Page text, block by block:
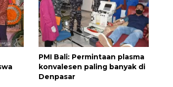
PMI Bali: Permintaan plasma
konvalesen paling banyak di
Denpasar